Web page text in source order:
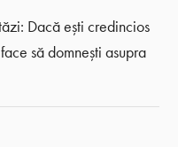
Dacă ești credincios
să domnești asupra